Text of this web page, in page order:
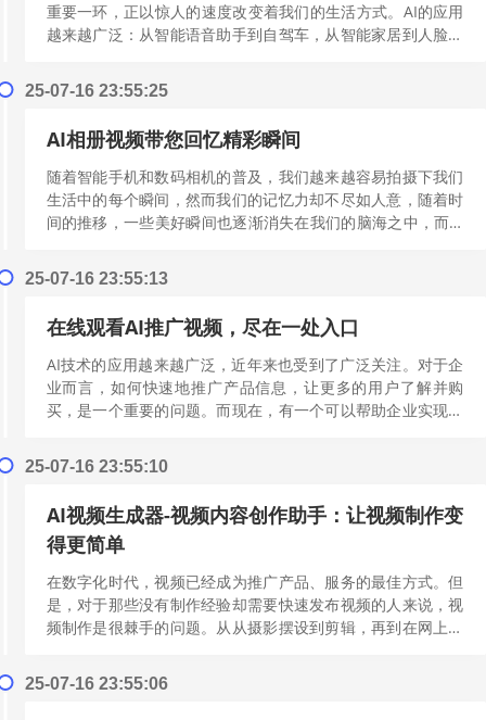
重要一环，正以惊人的速度改变着我们的生活方式。AI的应用
越来越广泛：从智能语音助手到自驾车，从智能家居到人脸识
25-07-16 23:55:25
AI相册视频带您回忆精彩瞬间
随着智能手机和数码相机的普及，我们越来越容易拍摄下我们
生活中的每个瞬间，然而我们的记忆力却不尽如人意，随着时
间的推移，一些美好瞬间也逐渐消失在我们的脑海之中，而AI
25-07-16 23:55:13
在线观看AI推广视频，尽在一处入口
AI技术的应用越来越广泛，近年来也受到了广泛关注。对于企
业而言，如何快速地推广产品信息，让更多的用户了解并购
买，是一个重要的问题。而现在，有一个可以帮助企业实现快
25-07-16 23:55:10
AI视频生成器-视频内容创作助手：让视频制作变
得更简单
在数字化时代，视频已经成为推广产品、服务的最佳方式。但
是，对于那些没有制作经验却需要快速发布视频的人来说，视
频制作是很棘手的问题。从从摄影摆设到剪辑，再到在网上发
25-07-16 23:55:06